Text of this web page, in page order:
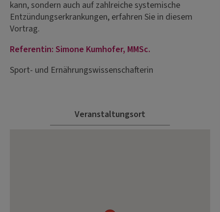
kann, sondern auch auf zahlreiche systemische
Entzündungserkrankungen, erfahren Sie in diesem
Vortrag.
Referentin: Simone Kumhofer, MMSc.
Sport- und Ernährungswissenschafterin
Veranstaltungsort